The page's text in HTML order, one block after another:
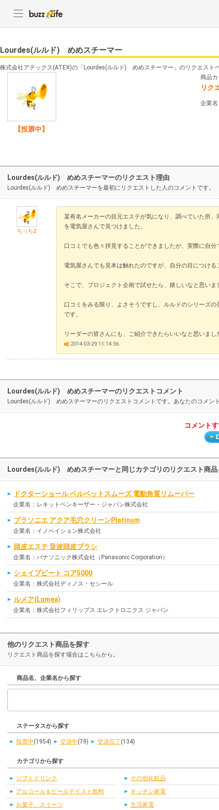
Lourdes(ルルド) めめスチーマー
株式会社アテックス(ATEX)の「Lourdes(ルルド) めめスチーマー」のリクエスト
【投票中】
商品
リク
企業
Lourdes(ルルド) めめスチーマーのリクエスト理由
Lourdes(ルルド) めめスチーマーを最初にリクエストした人のコメントです。
ちっち2
某有名メーカーの目元エステが気になり、調べていた所
を電気屋さんで見つけました。
口コミでも色々拝見することができましたが、実際に自
電気屋さんでも見本は触れたのですが、自分の目につけ
そこで、プロジェクト企画で試せたら、嬉しいなと思いま
口コミをみる限り、よさそうですし、ルルドのシリーズ
です。
リーダーの皆さんにも、ご紹介できたらいいなと思いまし
2014-03-29 11:14:56
Lourdes(ルルド) めめスチーマーのリクエストコメント
Lourdes(ルルド) めめスチーマーのリクエストコメントです。あなたのコメン
コメント
Lourdes(ルルド) めめスチーマーと同じカテゴリのリクエスト商品
ドクターショール ベルベットスムーズ 電動角質リムーバー
企業名：レキットベンキーザー・ジャパン株式会社
プラソニエ アクア毛穴クリーンPlatinum
企業名：イノベイション株式会社
頭皮エステ 音波頭皮ブラシ
企業名：パナソニック株式会社（Panasonic Corporation）
シェイプビート コア5000
企業名：株式会社ディノス・セシール
ルメア(Lumea)
企業名：株式会社フィリップス エレクトロニクス ジャパン
他のリクエスト商品を探す
リクエスト商品を探す場合はこちらから。
商品名、企業名から探す
ステータスから探す
投票中(1954) 交渉中(79) 交渉完了 (134)
カテゴリから探す
ソフトドリンク
アルコール＆ビールテイスト飲料
お菓子、スイーツ
その他化粧品
キッチン家電
生活家電